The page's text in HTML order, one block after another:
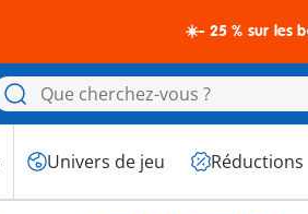
☀️- 25 % sur les
Univers de jeu Réductions